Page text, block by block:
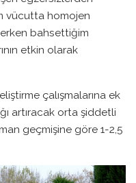
vücutta homojen
bahsettiğim
etkin olarak
çalışmalarına ek
artıracak orta şiddetli
geçmişine göre 1-2,5